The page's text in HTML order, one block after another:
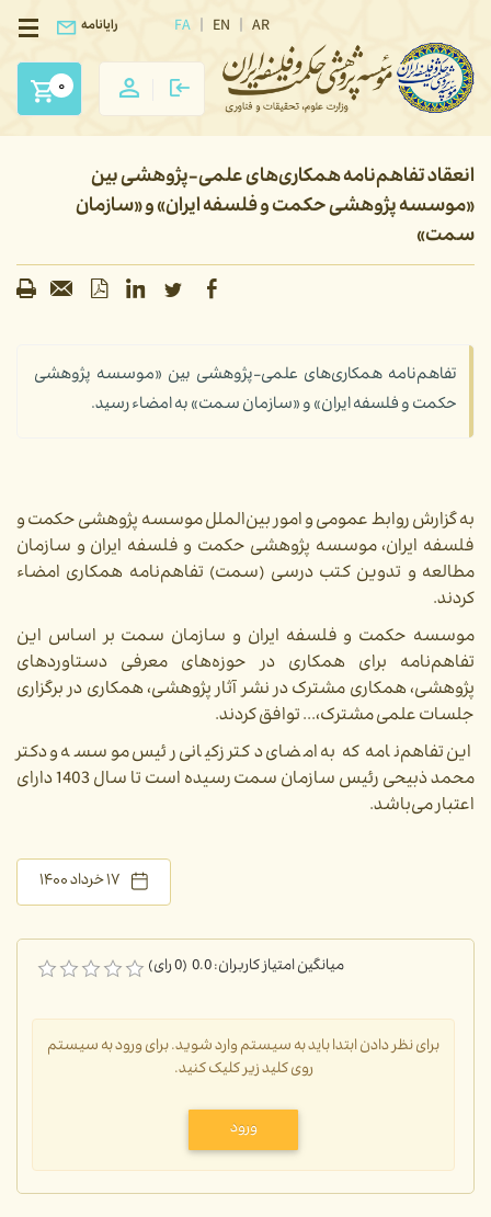
FA EN AR رایانامه
0
انعقاد تفاهم‌نامه همکاری‌های علمی-پژوهشی بین
«موسسه پژوهشی حکمت و فلسفه ایران» و «سازمان
سمت»
تفاهم‌نامه همکاری‌های علمی-پژوهشی بین «موسسه پژوهشی
حکمت و فلسفه ایران» و «سازمان سمت» به امضاء رسید.
به گزارش روابط عمومی و امور بین‌الملل موسسه پژوهشی حکمت و
فلسفه ایران، موسسه پژوهشی حکمت و فلسفه ایران و سازمان
مطالعه و تدوین کتب درسی (سمت) تفاهم‌نامه همکاری امضاء
کردند.
موسسه حکمت و فلسفه ایران و سازمان سمت بر اساس این
تفاهم‌نامه برای همکاری در حوزه‌های معرفی دستاوردهای
پژوهشی، همکاری مشترک در نشر آثار پژوهشی، همکاری در برگزاری
جلسات علمی مشترک،... توافق کردند.
این تفاهم‌نامه که به امضای دکتر زکیانی رئیس موسسه و دکتر
محمد ذبیحی رئیس سازمان سمت رسیده است تا سال 1403 دارای
اعتبار می‌باشد.
۱۷ خرداد ۱۴۰۰
میانگین امتیاز کاربران: 0.0 (0 رای)
برای نظر دادن ابتدا باید به سیستم وارد شوید. برای ورود به سیستم
روی کلید زیر کلیک کنید.
ورود